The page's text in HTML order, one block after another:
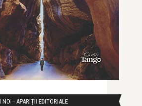
NOI - APARIȚII EDITORIALE